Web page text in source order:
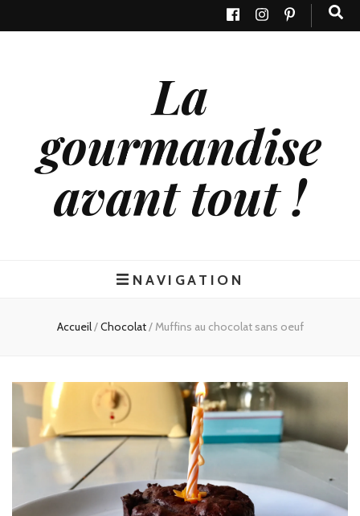
La
gourmandise
avant tout !
NAVIGATION
Accueil/Chocolat/Muffins au chocolat sans oeuf